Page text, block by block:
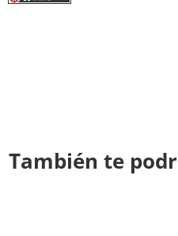
También te